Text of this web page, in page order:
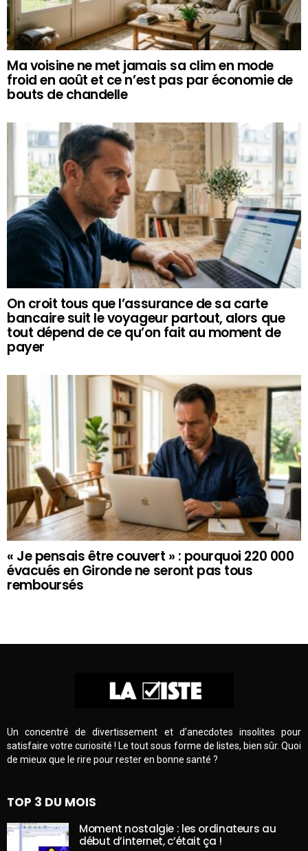
Ma voisine ne met jamais sa clim en mode
froid en août et ce n’est pas par économie de
bouts de chandelle
On croit tous que l’assurance de sa carte
bancaire suit le voyageur partout, alors que
tout dépend de ce qu’on fait au moment de
payer
« Je pensais être couvert » : pourquoi 220 000
évacués en Gironde ne seront pas tous
remboursés
Un concentré de divertissement et d’anecdotes insolites pour
satisfaire votre curiosité ! Le tout sous forme de listes, bien sûr. Quoi
de mieux que le rire pour rester en bonne santé ?
TOP 3 DU MOIS
Moment nostalgie : les ordinateurs au
début d’internet, c’était ça !